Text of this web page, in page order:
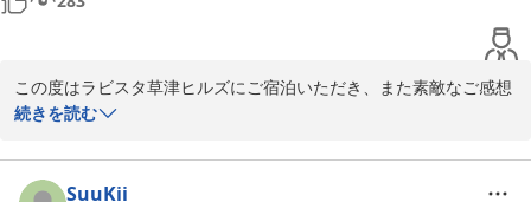
この度はラビスタ草津ヒルズにご宿泊いただき、また素敵なご感想
をご投稿いただき誠にありがとうございます。
物をお楽しみいただき、「至福のひととき」と感じていただけたご
様子が伝わり、大変嬉しく拝読いたしました。
続きを読む
SuuKii